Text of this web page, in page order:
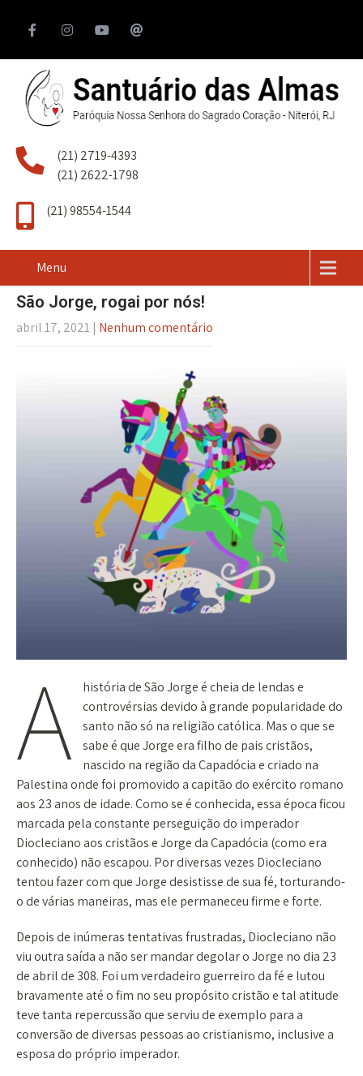
(21) 2719-4393
(21) 2622-1798
(21) 98554-1544
Menu
São Jorge, rogai por nós!
abril 17, 2021 | Nenhum comentário
A
história de São Jorge é cheia de lendas e
controvérsias devido à grande popularidade do
santo não só na religião católica. Mas o que se
sabe é que Jorge era filho de pais cristãos,
nascido na região da Capadócia e criado na
Palestina onde foi promovido a capitão do exército romano
aos 23 anos de idade. Como se é conhecida, essa época ficou
marcada pela constante perseguição do imperador
Diocleciano aos cristãos e Jorge da Capadócia (como era
conhecido) não escapou. Por diversas vezes Diocleciano
tentou fazer com que Jorge desistisse de sua fé, torturando-
o de várias maneiras, mas ele permaneceu firme e forte.
Depois de inúmeras tentativas frustradas, Diocleciano não
viu outra saída a não ser mandar degolar o Jorge no dia 23
de abril de 308. Foi um verdadeiro guerreiro da fé e lutou
bravamente até o fim no seu propósito cristão e tal atitude
teve tanta repercussão que serviu de exemplo para a
conversão de diversas pessoas ao cristianismo, inclusive a
esposa do próprio imperador.